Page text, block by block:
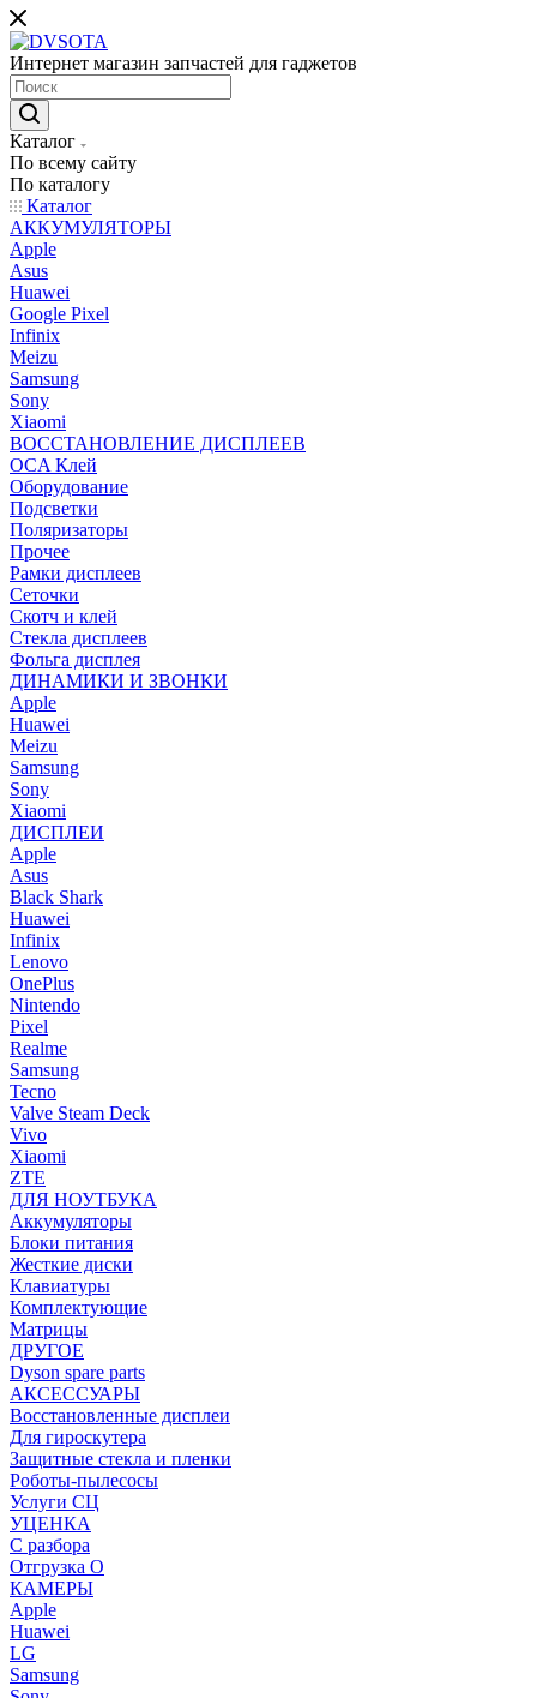
Интернет магазин запчастей для гаджетов
Каталог
По всему сайту
По каталогу
Каталог
АККУМУЛЯТОРЫ
Apple
Asus
Huawei
Google Pixel
Infinix
Meizu
Samsung
Sony
Xiaomi
ВОССТАНОВЛЕНИЕ ДИСПЛЕЕВ
OCA Клей
Оборудование
Подсветки
Поляризаторы
Прочее
Рамки дисплеев
Сеточки
Скотч и клей
Стекла дисплеев
Фольга дисплея
ДИНАМИКИ И ЗВОНКИ
Apple
Huawei
Meizu
Samsung
Sony
Xiaomi
ДИСПЛЕИ
Apple
Asus
Black Shark
Huawei
Infinix
Lenovo
OnePlus
Nintendo
Pixel
Realme
Samsung
Tecno
Valve Steam Deck
Vivo
Xiaomi
ZTE
ДЛЯ НОУТБУКА
Аккумуляторы
Блоки питания
Жесткие диски
Клавиатуры
Комплектующие
Матрицы
ДРУГОЕ
Dyson spare parts
АКСЕССУАРЫ
Восстановленные дисплеи
Для гироскутера
Защитные стекла и пленки
Роботы-пылесосы
Услуги СЦ
УЦЕНКА
С разбора
Отгрузка О
КАМЕРЫ
Apple
Huawei
LG
Samsung